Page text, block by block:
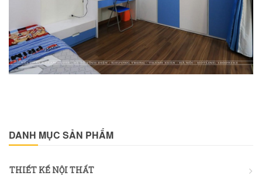
DANH MỤC SẢN PHẨM
THIẾT KẾ NỘI THẤT